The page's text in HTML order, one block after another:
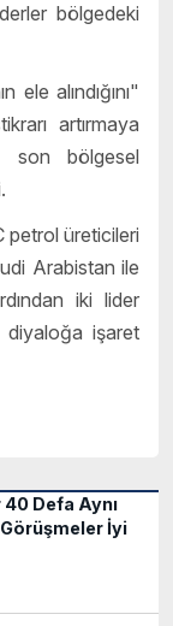
bölgedeki
ele alındığını"
artırmaya
son bölgesel
petrol üreticileri
Arabistan ile
iki lider
diyaloğa işaret
Defa Aynı
İyi